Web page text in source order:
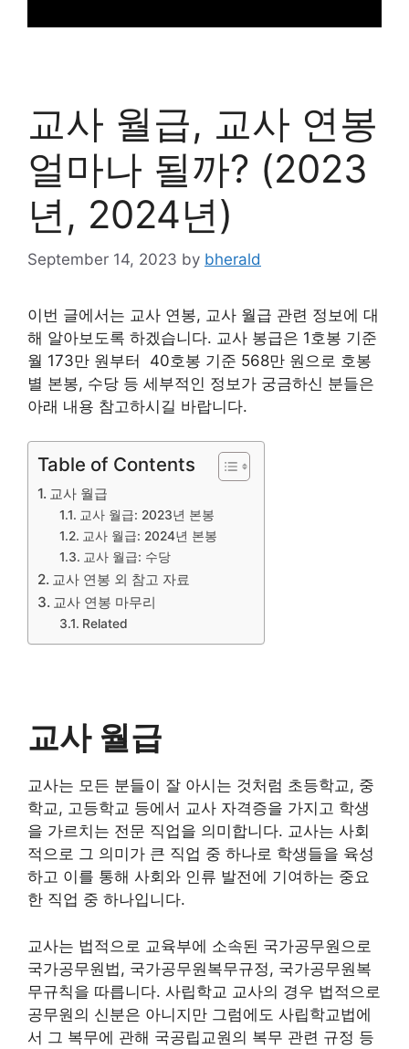
교사 월급, 교사 연봉
얼마나 될까? (2023
년, 2024년)
September 14, 2023 by bherald
이번 글에서는 교사 연봉, 교사 월급 관련 정보에 대
해 알아보도록 하겠습니다. 교사 봉급은 1호봉 기준
월 173만 원부터 40호봉 기준 568만 원으로 호봉
별 본봉, 수당 등 세부적인 정보가 궁금하신 분들은
아래 내용 참고하시길 바랍니다.
Table of Contents
교사 월급
교사 월급: 2023년 본봉
교사 월급: 2024년 본봉
교사 월급: 수당
교사 연봉 외 참고 자료
교사 연봉 마무리
Related
교사 월급
교사는 모든 분들이 잘 아시는 것처럼 초등학교, 중
학교, 고등학교 등에서 교사 자격증을 가지고 학생
을 가르치는 전문 직업을 의미합니다. 교사는 사회
적으로 그 의미가 큰 직업 중 하나로 학생들을 육성
하고 이를 통해 사회와 인류 발전에 기여하는 중요
한 직업 중 하나입니다.
교사는 법적으로 교육부에 소속된 국가공무원으로
국가공무원법, 국가공무원복무규정, 국가공무원복
무규칙을 따릅니다. 사립학교 교사의 경우 법적으로
공무원의 신분은 아니지만 그럼에도 사립학교법에
서 그 복무에 관해 국공립교원의 복무 관련 규정 등